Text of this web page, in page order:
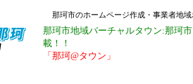
那珂市のホームページ作成・事業者地
那珂市地域バーチャルタウン:那珂
載！！
「那珂@タウン」